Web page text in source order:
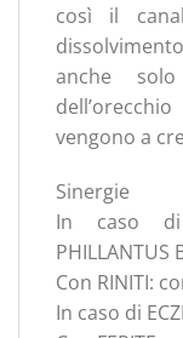
così il
anche
vengono a
Sinergie
In caso di
PHILLANTUS
Con RINITI:
In caso di